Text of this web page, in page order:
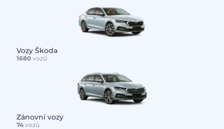
Vozy Škoda
1680vozů
Zánovní vozy
74vozů